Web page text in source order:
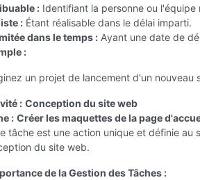
: Identifiant la personne ou
: Étant réalisable dans le délai imparti.
dans le temps : Ayant une date de
:
un projet de lancement d'un nouveau
: Conception du site web
: Créer les maquettes de la page
tâche est une action unique et définie au
du site web.
de la Gestion des Tâches :